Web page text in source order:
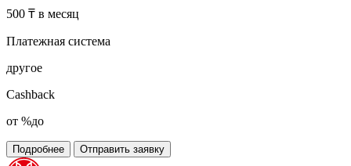
500 ₸ в месяц
Платежная система
другое
Cashback
от %до
Подробнее Отправить заявку